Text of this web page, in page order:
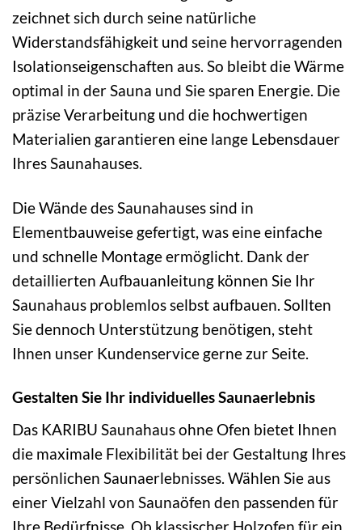
zeichnet sich durch seine natürliche
Widerstandsfähigkeit und seine hervorragenden
Isolationseigenschaften aus. So bleibt die Wärme
optimal in der Sauna und Sie sparen Energie. Die
präzise Verarbeitung und die hochwertigen
Materialien garantieren eine lange Lebensdauer
Ihres Saunahauses.
Die Wände des Saunahauses sind in
Elementbauweise gefertigt, was eine einfache
und schnelle Montage ermöglicht. Dank der
detaillierten Aufbauanleitung können Sie Ihr
Saunahaus problemlos selbst aufbauen. Sollten
Sie dennoch Unterstützung benötigen, steht
Ihnen unser Kundenservice gerne zur Seite.
Gestalten Sie Ihr individuelles Saunaerlebnis
Das KARIBU Saunahaus ohne Ofen bietet Ihnen
die maximale Flexibilität bei der Gestaltung Ihres
persönlichen Saunaerlebnisses. Wählen Sie aus
einer Vielzahl von Saunaöfen den passenden für